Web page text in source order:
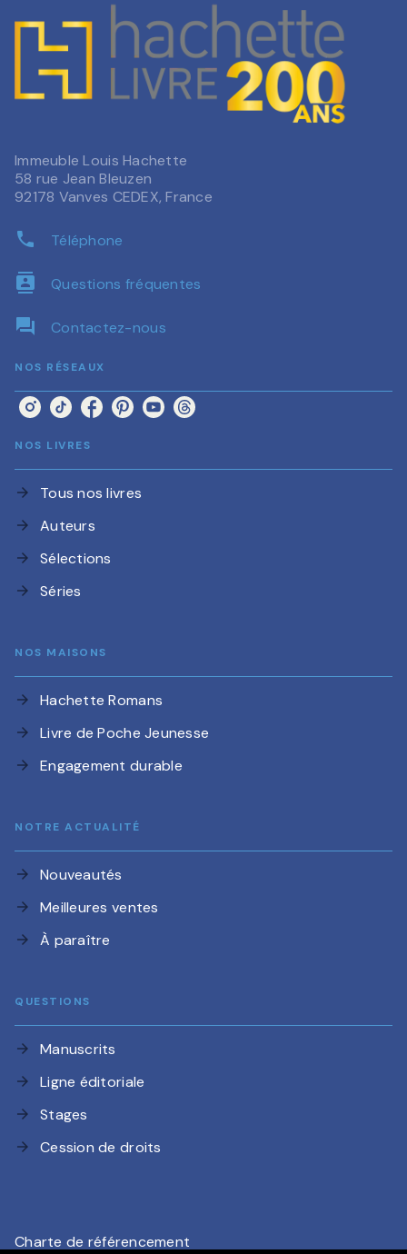
Immeuble Louis Hachette
58 rue Jean Bleuzen
92178 Vanves CEDEX, France
phone Téléphone
contacts Questions fréquentes
question_answer Contactez-nous
NOS RÉSEAUX
NOS LIVRES
arrow_forward Tous nos livres
arrow_forward Auteurs
arrow_forward Sélections
arrow_forward Séries
NOS MAISONS
arrow_forward Hachette Romans
arrow_forward Livre de Poche Jeunesse
arrow_forward Engagement durable
NOTRE ACTUALITÉ
arrow_forward Nouveautés
arrow_forward Meilleures ventes
arrow_forward À paraître
QUESTIONS
arrow_forward Manuscrits
arrow_forward Ligne éditoriale
arrow_forward Stages
arrow_forward Cession de droits
Charte de référencement